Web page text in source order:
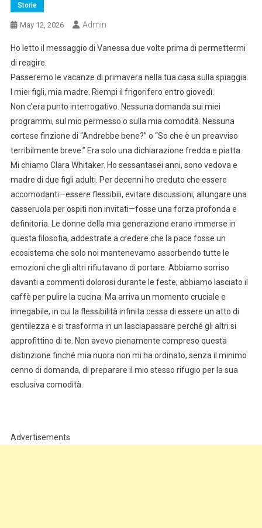
Storie
May 12, 2026 Admin
Ho letto il messaggio di Vanessa due volte prima di permettermi
di reagire.
Passeremo le vacanze di primavera nella tua casa sulla spiaggia.
I miei figli, mia madre. Riempi il frigorifero entro giovedì.
Non c’era punto interrogativo. Nessuna domanda sui miei
programmi, sul mio permesso o sulla mia comodità. Nessuna
cortese finzione di “Andrebbe bene?” o “So che è un preavviso
terribilmente breve.” Era solo una dichiarazione fredda e piatta.
Mi chiamo Clara Whitaker. Ho sessantasei anni, sono vedova e
madre di due figli adulti. Per decenni ho creduto che essere
accomodanti—essere flessibili, evitare discussioni, allungare una
casseruola per ospiti non invitati—fosse una forza profonda e
definitoria. Le donne della mia generazione erano immerse in
questa filosofia, addestrate a credere che la pace fosse un
ecosistema che solo noi mantenevamo assorbendo tutte le
emozioni che gli altri rifiutavano di portare. Abbiamo sorriso
davanti a commenti dolorosi durante le feste; abbiamo lasciato il
caffè per pulire la cucina. Ma arriva un momento cruciale e
innegabile, in cui la flessibilità infinita cessa di essere un atto di
gentilezza e si trasforma in un lasciapassare perché gli altri si
approfittino di te. Non avevo pienamente compreso questa
distinzione finché mia nuora non mi ha ordinato, senza il minimo
cenno di domanda, di preparare il mio stesso rifugio per la sua
esclusiva comodità.
Advertisements